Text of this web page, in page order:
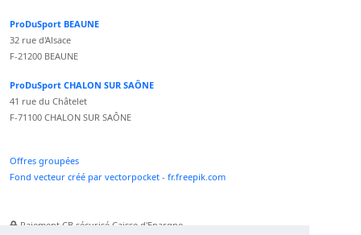
ProDuSport BEAUNE
32 rue d'Alsace
F-21200 BEAUNE
ProDuSport CHALON SUR SAÔNE
41 rue du Châtelet
F-71100 CHALON SUR SAÔNE
Offres groupées
Fond vecteur créé par vectorpocket - fr.freepik.com
Paiement CB sécurisé Caisse d'Epargne